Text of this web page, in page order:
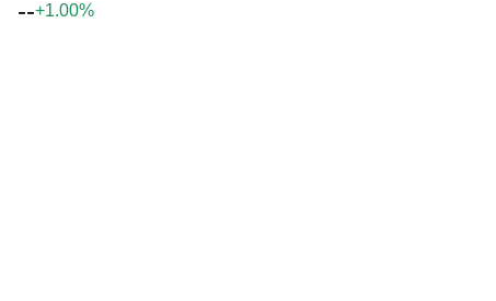
--+1.00%